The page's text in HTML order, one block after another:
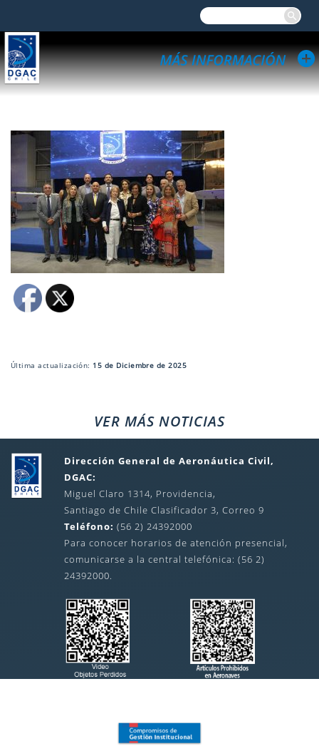
Última actualización: 15 de Diciembre de 2025
VER MÁS NOTICIAS
Dirección General de Aeronáutica Civil,
DGAC:
Miguel Claro 1314, Providencia,
Santiago de Chile Clasificador 3, Correo 9
Teléfono: (56 2) 24392000
Para conocer horarios de atención presencial,
comunicarse a la central telefónica: (56 2)
24392000.